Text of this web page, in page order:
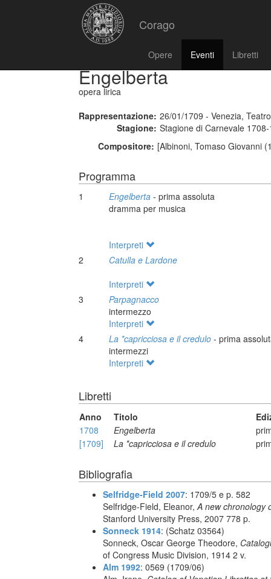
Corago
Opere Eventi Libretti
Engelberta
opera lirica
Rappresentazione: 26/01/1709 - Venezia,
Stagione: Stagione di Carnevale
Compositore: [Albinoni, Tomaso Giovanni
Programma
1 Engelberta - prima assoluta
dramma per musica
Interpreti
2
Catulla e Lardone
Interpreti
3
Parpagnacco
intermezzo
Interpreti
4
La *capricciosa e il credulo - prima
intermezzi
Interpreti
Libretti
Anno Titolo
1708
Engelberta
[1709]
La *capricciosa e il credulo
Bibliografia
Selfridge-Field 2007: 1709/5 e p. 582
Selfridge-Field, Eleanor,A new chronology
Stanford University Press, 2007 778 p.
Sonneck 1914: (Schatz 03564)
Sonneck, Oscar George Theodore,
of Congress Music Division, 1914 2 v.
Alm 1992: 0569 (1709/06)